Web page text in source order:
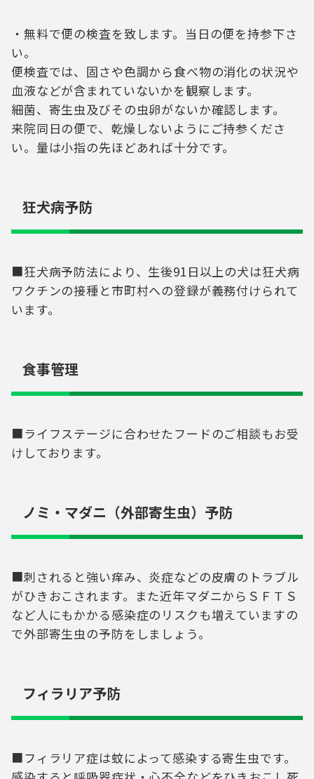
・無料で便の検査を致します。当日の便を持参下さ
い。
便検査では、固さや色調から食べ物の消化の状況や
血液などが含まれていないかを観察します。
細菌、寄生虫及びその虫卵がないか確認します。
来院同日の便で、乾燥しないようにご持参くださ
い。量は小指の先ほどあれば十分です。
狂犬病予防
■狂犬病予防法により、生後91日以上の犬は狂犬病
ワクチンの接種と市町村への登録が義務付けられて
います。
食事管理
■ライフステージに合わせたフードのご相談もお受
けしております。
ノミ・マダニ（外部寄生虫）予防
■刺されると強い痒み、炎症などの皮膚のトラブル
がひきおこされます。また近年マダニからＳＦＴＳ
など人にもかかる感染症のリスクも増えていますの
で外部寄生虫の予防をしましょう。
フィラリア予防
■フィラリア症は蚊によって感染する寄生虫です。